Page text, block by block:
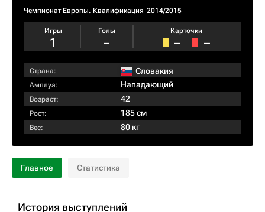
Чемпионат Европы. Квалификация​ 2014/2015
Игры
1
Голы
–
Карточки
– –
Страна: Словакия
Амплуа: Нападающий
Возраст: 42
Рост: 185 см
Вес: 80 кг
Главное Статистика
История выступлений